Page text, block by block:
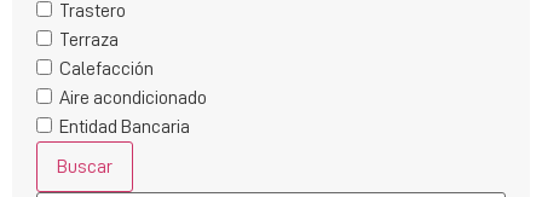
Trastero
Terraza
Calefacción
Aire acondicionado
Entidad Bancaria
Buscar